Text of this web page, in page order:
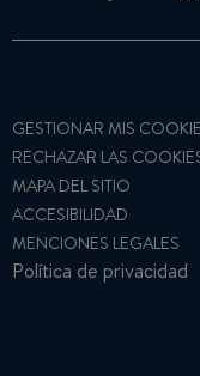
GESTIONAR MIS
RECHAZAR LAS
MAPA DEL SITIO
ACCESIBILIDAD
MENCIONES LEGALES
Política de privacidad